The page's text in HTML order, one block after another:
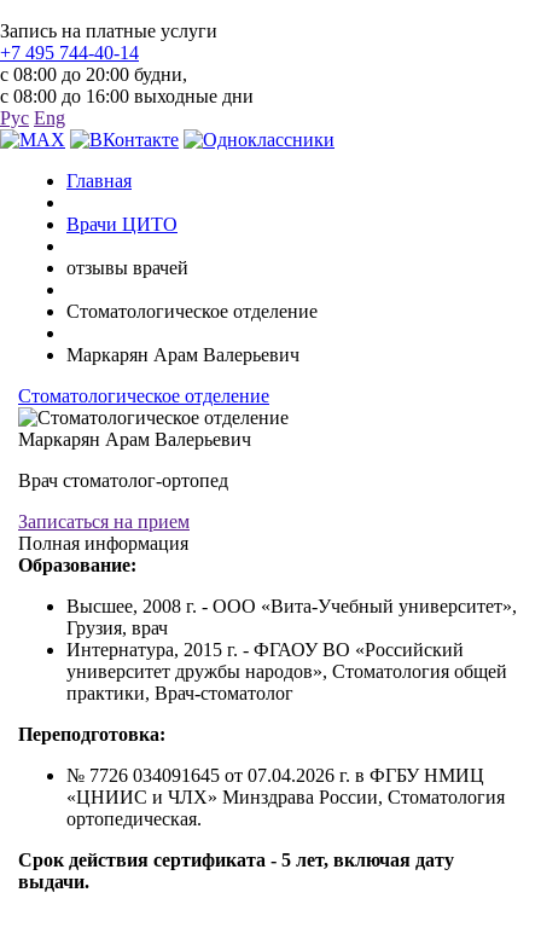
Запись на платные услуги
+7 495 744-40-14
с 08:00 до 20:00 будни,
с 08:00 до 16:00 выходные дни
Рус Eng
Главная
Врачи ЦИТО
отзывы врачей
Стоматологическое отделение
Маркарян Арам Валерьевич
Стоматологическое отделение
Маркарян Арам Валерьевич
Врач стоматолог-ортопед
Записаться на прием
Полная информация
Образование:
Высшее, 2008 г. - ООО «Вита-Учебный университет»,
Грузия, врач
Интернатура, 2015 г. - ФГАОУ ВО «Российский
университет дружбы народов», Стоматология общей
практики, Врач-стоматолог
Переподготовка:
№ 7726 034091645 от 07.04.2026 г. в ФГБУ НМИЦ
«ЦНИИС и ЧЛХ» Минздрава России, Стоматология
ортопедическая.
Срок действия сертификата - 5 лет, включая дату
выдачи.